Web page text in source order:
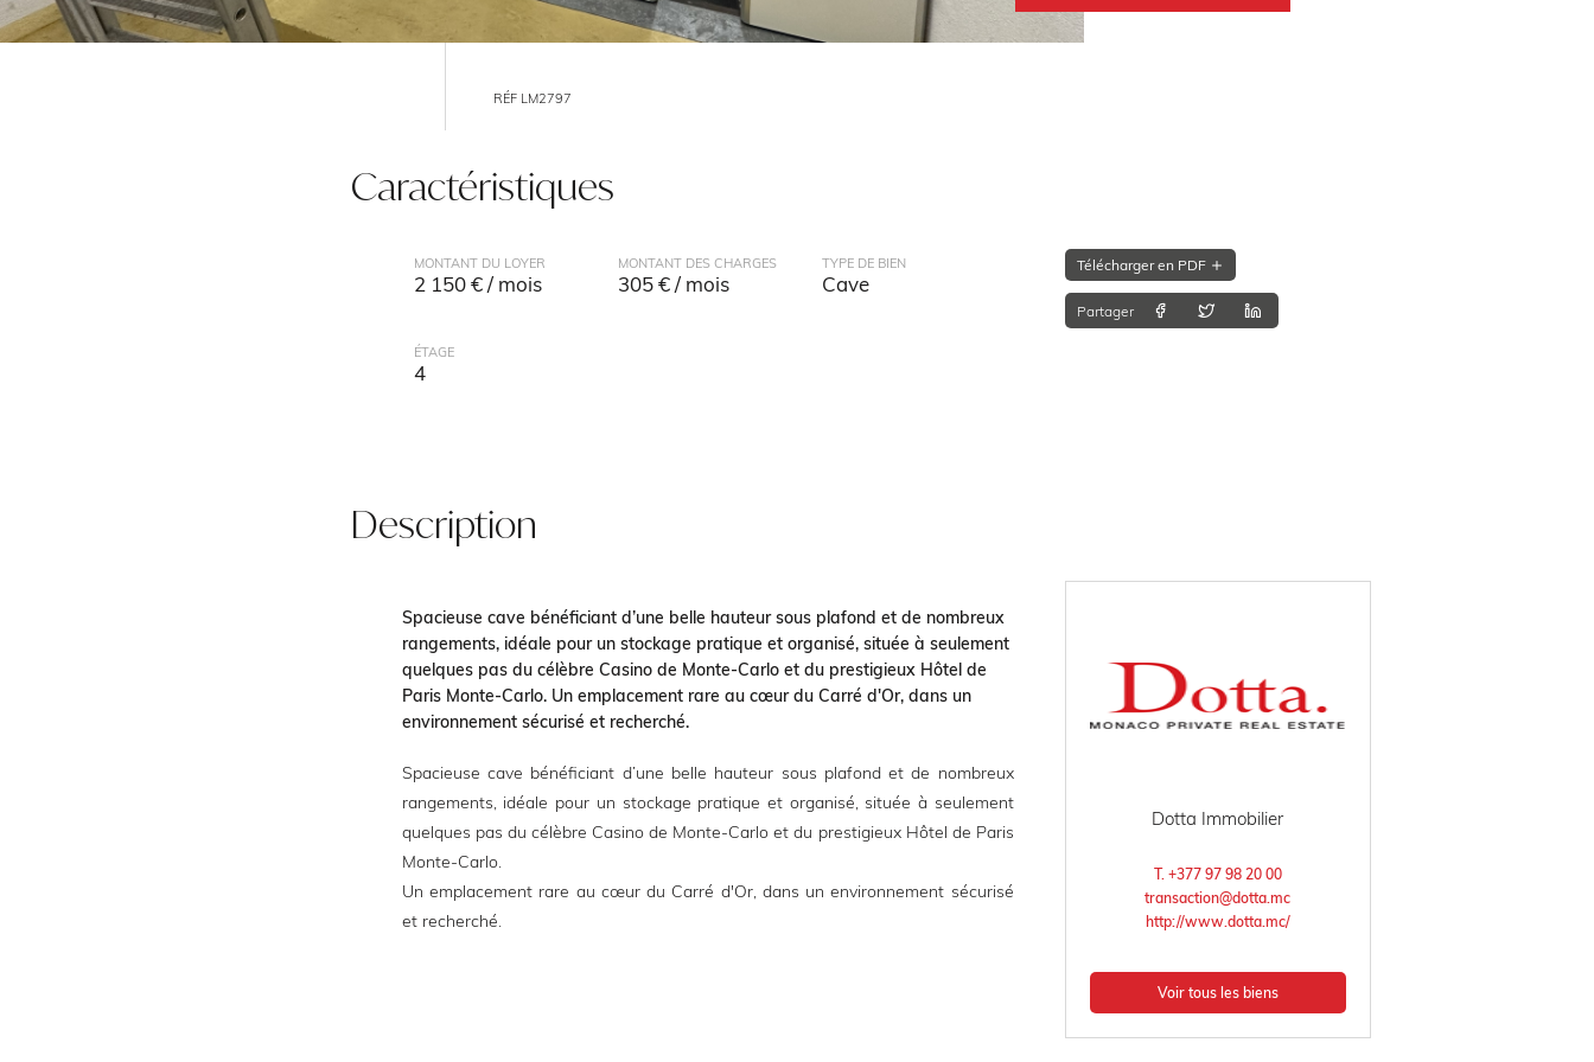
RÉF LM2797
Caractéristiques
MONTANT DU LOYER
2 150 € / mois
MONTANT DES CHARGES
305 € / mois
TYPE DE BIEN
Cave
ÉTAGE
4
Télécharger en PDF
Partager
Description
Spacieuse cave bénéficiant d’une belle hauteur sous plafond et de nombreux
rangements, idéale pour un stockage pratique et organisé, située à seulement
quelques pas du célèbre Casino de Monte-Carlo et du prestigieux Hôtel de
Paris Monte-Carlo. Un emplacement rare au cœur du Carré d'Or, dans un
environnement sécurisé et recherché.
Spacieuse cave bénéficiant d’une belle hauteur sous plafond et de nombreux
rangements, idéale pour un stockage pratique et organisé, située à seulement
quelques pas du célèbre Casino de Monte-Carlo et du prestigieux Hôtel de Paris
Monte-Carlo.
Un emplacement rare au cœur du Carré d'Or, dans un environnement sécurisé
et recherché.
Dotta Immobilier
T. +377 97 98 20 00
transaction@dotta.mc
http://www.dotta.mc/
Voir tous les biens